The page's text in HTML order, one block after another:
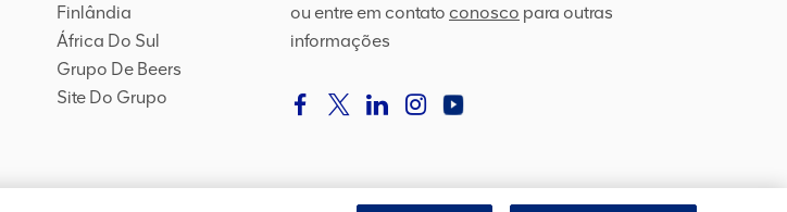
Finlândia
África Do Sul
Grupo De Beers
Site Do Grupo
ou entre em contato conosco para outras
informações